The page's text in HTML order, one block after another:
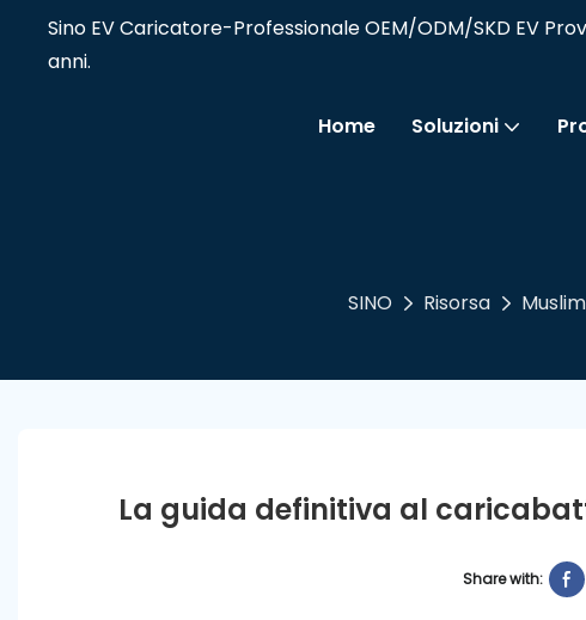
Sino EV Caricatore-Professionale OEM/ODM/SKD EV
anni.
Home Soluzioni
SINO Risorsa
La guida definitiva al
Share with: